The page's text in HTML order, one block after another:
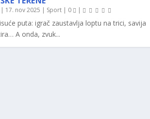
| 17. nov 2025 | Sport | 0 |
puta: igrač zaustavlja loptu na trici, savija
A onda, zvuk...